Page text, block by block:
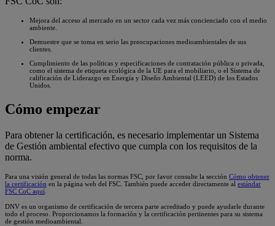
Mejora del acceso al mercado en un sector cada vez más concienciado con el medio
ambiente.
Demuestre que se toma en serio las preocupaciones medioambientales de sus
clientes.
Cumplimiento de las políticas y especificaciones de contratación pública o privada,
como el sistema de etiqueta ecológica de la UE para el mobiliario, o el Sistema de
calificación de Liderazgo en Energía y Diseño Ambiental (LEED) de los Estados
Unidos.
Cómo empezar
Para obtener la certificación, es necesario implementar un Sistema
de Gestión ambiental efectivo que cumpla con los requisitos de la
norma.
Para una visión general de todas las normas FSC, por favor consulte la sección Cómo obtener
la certificación en la página web del FSC. También puede acceder directamente al estándar
FSC CoC aquí
DNV es un organismo de certificación de tercera parte acreditado y puede ayudarle durante
todo el proceso. Proporcionamos la formación y la certificación pertinentes para su sistema
de gestión medioambiental.